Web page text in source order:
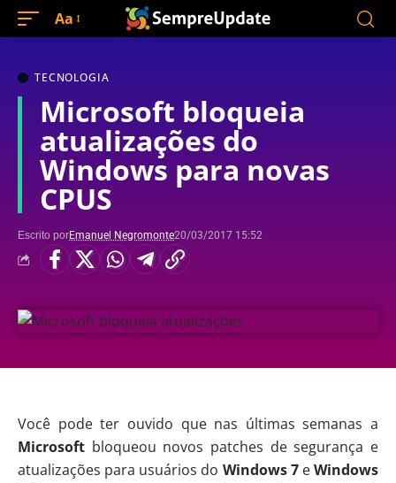
Aa
TECNOLOGIA
Microsoft bloqueia
atualizações do
Windows para novas
CPUS
Escrito porEmanuel Negromonte20/03/2017 15:52
Você pode ter ouvido que nas últimas semanas a
Microsoft bloqueou novos patches de segurança e
atualizações para usuários do Windows 7eWindows